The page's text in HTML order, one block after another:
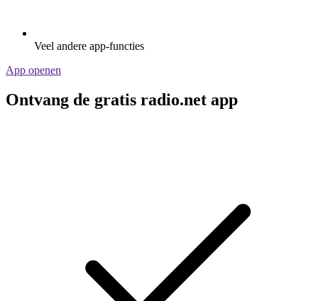
Veel andere app-functies
App openen
Ontvang de gratis radio.net app